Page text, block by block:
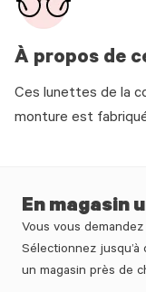
À propos de
Ces lunettes de la
monture est
En magasin
Vous vous
Sélectionnez
un magasin près de